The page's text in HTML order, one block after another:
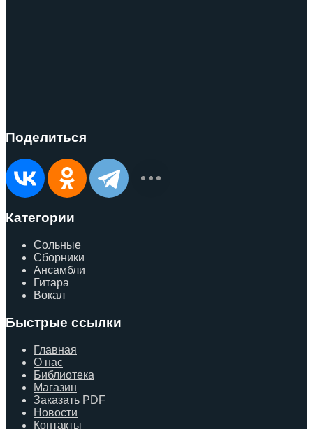
Поделиться
Категории
Сольные
Сборники
Ансамбли
Гитара
Вокал
Быстрые ссылки
Главная
О нас
Библиотека
Магазин
Заказать PDF
Новости
Контакты